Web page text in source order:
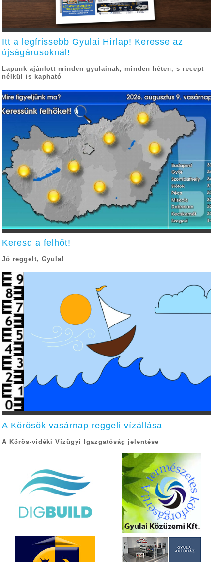
Itt a legfrissebb Gyulai Hírlap! Keresse az
újságárusoknál!
Lapunk ajánlott minden gyulainak, minden héten, s recept
nélkül is kapható
Keresd a felhőt!
Jó reggelt, Gyula!
A Körösök vasárnap reggeli vízállása
A Körös-vidéki Vízügyi Igazgatóság jelentése